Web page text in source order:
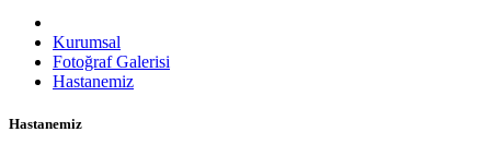
Kurumsal
Fotoğraf Galerisi
Hastanemiz
Hastanemiz